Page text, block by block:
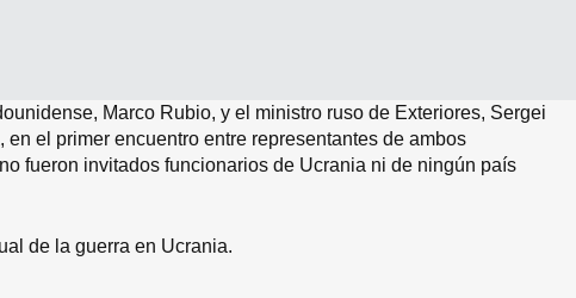
Marco Rubio, y el ministro ruso de Exteriores, Sergei
en el primer encuentro entre representantes de ambos
fueron invitados funcionarios de Ucrania ni de ningún país
de la guerra en Ucrania.